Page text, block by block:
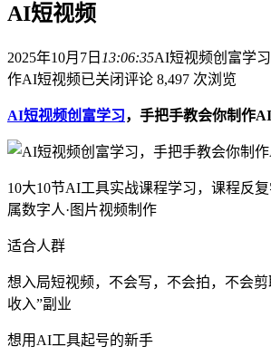
AI短视频
2025年10月7日 13:06:35AI短视频创富学
作AI短视频已关闭评论 8,497 次浏览
AI短视频创富学习，手把手教会你制作
10大10节AI工具实战课程学习，课程反复
属数字人·图片视频制作
适合人群
想入局短视频，不会写，不会拍，不会
收入”副业
想用AI工具起号的新手